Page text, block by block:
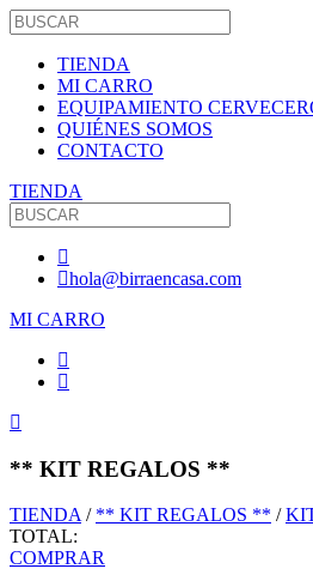
TIENDA
MI CARRO
EQUIPAMIENTO
QUIÉNES SOMOS
CONTACTO
TIENDA
hola@birraencasa.com
MI CARRO
** KIT REGALOS **
TIENDA/ ** KIT REGALOS ** /
TOTAL:
COMPRAR